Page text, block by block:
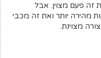
זה פעם מצוין. אבל
מהירה יותר ואת זה מכבי
מצוינת.